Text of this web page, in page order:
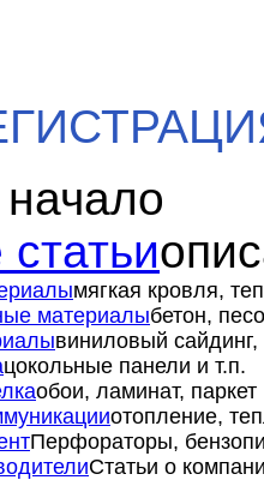
мягкая кровля,
материалыбетон,
виниловый сайдинг,
цокольные панели и т.п.
обои, ламинат, паркет
отопление,
Перфораторы,
Статьи о